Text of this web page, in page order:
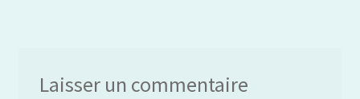
Laisser un commentaire